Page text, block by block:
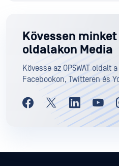
Kövessen
oldalakon Media
Kövesse az OPSWAT oldalt
Facebookon, Twitteren és